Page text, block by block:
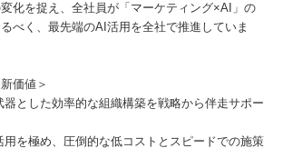
化を捉え、全社員が「マーケティング×AI」の
べく、最先端のAI活用を全社で推進していま
価値＞
とした効率的な組織構築を戦略から伴走サポー
用を極め、圧倒的な低コストとスピードでの施策